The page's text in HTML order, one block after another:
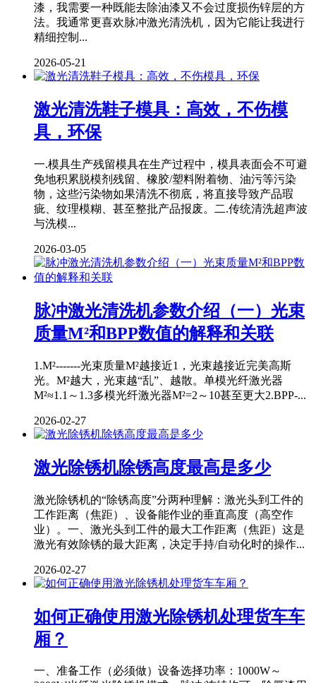
漆，我需要一种既能去除油漆又不会过度损伤锌层的方
法。我通常更喜欢脉冲激光清洗机，因为它能让我进行
精细控制...
2026-05-21
激光清洗鞋子模具：高效，不伤模
具，环保
一.模具生产残留模具在生产过程中，模具表面会不可避
免地积累脱模剂残留、橡胶/塑料附着物、油污等污染
物，这些污染物如果清洗不彻底，将直接导致产品瑕
疵、纹理模糊、甚至整批产品报废。二.传统清洗超声波
与洗模...
2026-03-05
脉冲激光清洗机参数介绍（一）光束
质量M²和BPP数值的解释和关联
1.M²-------光束质量M²越接近1，光束越接近完美高斯
光。M²越大，光束越“乱”、越散。单模光纤激光器
M²≈1.1～1.3多模光纤激光器M²=2～10甚至更大2.BPP-...
2026-02-27
激光除锈机除锈高度最高是多少
激光除锈机的“除锈高度”分两种理解：激光头到工件的
工作距离（焦距）、设备能作业的垂直高度（高空作
业）。一、激光头到工件的最大工作距离（焦距）这是
激光有效除锈的最大距离，决定手持/自动化时的操作...
2026-02-27
如何正确使用激光除锈机处理货车车
厢？
一、准备工作（必须做）设备选择功率：1000W～